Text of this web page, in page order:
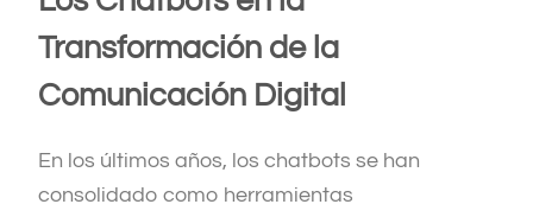
Transformación de la
Comunicación Digital
En los últimos años, los chatbots se han
consolidado como herramientas